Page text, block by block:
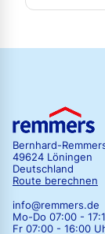
Bernhard-
49624 Löningen
Deutschland
Route berechnen
info@remmers.de
Mo-Do 07:00 -
Fr 07:00 - 16:00